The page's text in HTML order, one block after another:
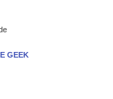
GEEK